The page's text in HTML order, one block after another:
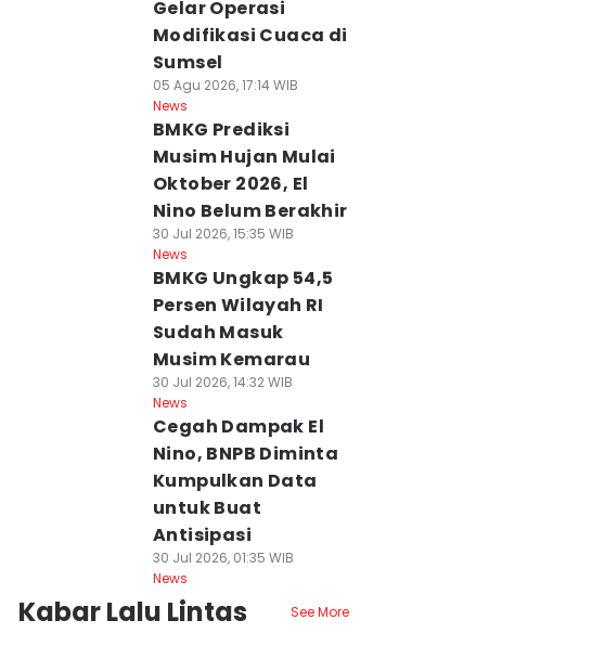
Gelar Operasi
Modifikasi Cuaca di
Sumsel
05 Agu 2026, 17:14 WIB
News
BMKG Prediksi
Musim Hujan Mulai
Oktober 2026, El
Nino Belum Berakhir
30 Jul 2026, 15:35 WIB
News
BMKG Ungkap 54,5
Persen Wilayah RI
Sudah Masuk
Musim Kemarau
30 Jul 2026, 14:32 WIB
News
Cegah Dampak El
Nino, BNPB Diminta
Kumpulkan Data
untuk Buat
Antisipasi
30 Jul 2026, 01:35 WIB
News
Kabar Lalu Lintas See More